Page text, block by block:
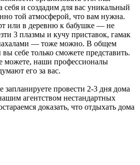
себя и создадим для вас уникальный
той атмосферой, что вам нужна.
или в деревню к бабушке — не
3 плазмы и кучу приставок, гамак
— тоже можно. В общем
себе только сможете представить.
можете, наши профессионалы
его за вас.
запланируете провести 2-3 дня дома
агентством нестандартных
доказать, что отдыхать дома